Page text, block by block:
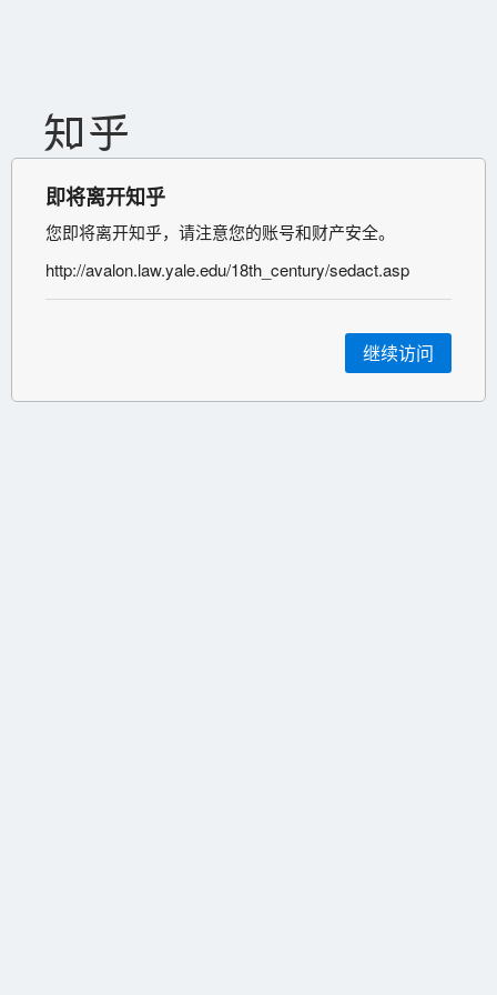
即将离开知乎
您即将离开知乎，请注意您的账号和财产安全。
http://avalon.law.yale.edu/18th_century/sedact.asp
继续访问